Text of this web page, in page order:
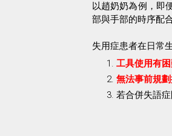
以趙奶奶為例，即
部與手部的時序配
失用症患者在日常
工具使用有
無法事前規
若合併失語症